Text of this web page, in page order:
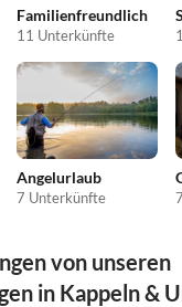
Familienfreundlich
11 Unterkünfte
Angelurlaub
7 Unterkünfte
von unseren
in Kappeln &